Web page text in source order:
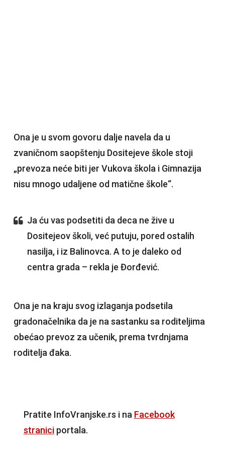
Ona je u svom govoru dalje navela da u
zvaničnom saopštenju Dositejeve škole stoji
„prevoza neće biti jer Vukova škola i Gimnazija
nisu mnogo udaljene od matične škole“.
Ja ću vas podsetiti da deca ne žive u
Dositejeov školi, već putuju, pored ostalih
nasilja, i iz Balinovca. A to je daleko od
centra grada – rekla je Đorđević.
Ona je na kraju svog izlaganja podsetila
gradonačelnika da je na sastanku sa roditeljima
obećao prevoz za učenik, prema tvrdnjama
roditelja đaka.
Pratite InfoVranjske.rs i na Facebook
straniciportala.